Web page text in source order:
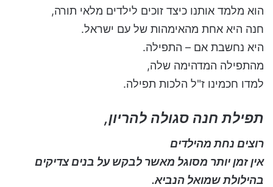
הוא מלמד אותנו כיצד זוכים לילדים מלאי תורה,
חנה היא אחת מהאימהות של עם ישראל.
היא נחשבת אם – התפילה.
מהתפילה המדהימה שלה,
למדו חכמינו ז"ל הלכות תפילה.
תפילת חנה סגולה להריון,
רוצים נחת מהילדים
אין זמן יותר מסוגל מאשר לבקש על בנים צדיקים
בהילולת שמואל הנביא.